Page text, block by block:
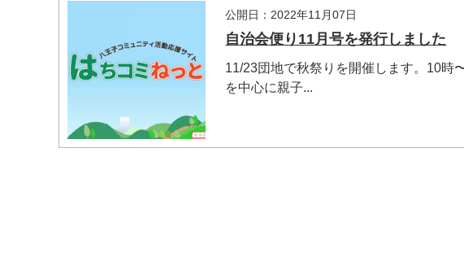
公開日：2022年11月07日
自治会便り11月号を発行しました
11/23団地で秋祭りを開催します。10時
を中心に親子...
マイメディア検索